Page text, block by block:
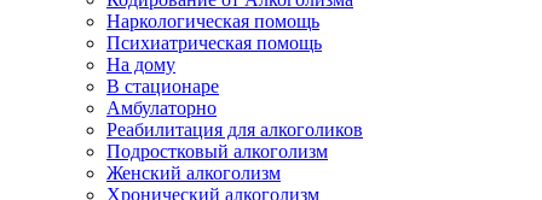
Наркологическая помощь
Психиатрическая помощь
На дому
В стационаре
Амбулаторно
Реабилитация для алкоголиков
Подростковый алкоголизм
Женский алкоголизм
Хронический алкоголизм